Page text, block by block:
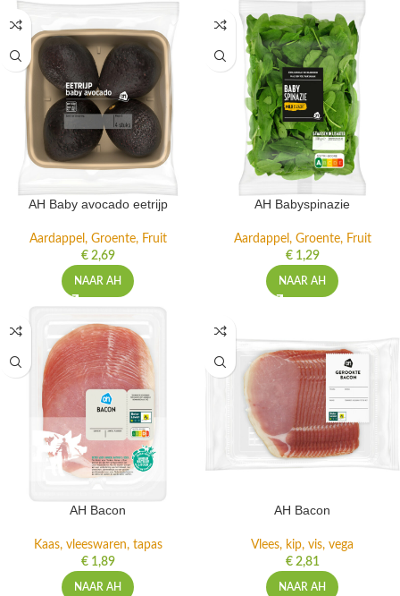
AH Baby avocado eetrijp
Aardappel, Groente, Fruit
€2,69
NAAR AH
AH Babyspinazie
Aardappel, Groente, Fruit
€1,29
NAAR AH
AH Bacon
Kaas, vleeswaren, tapas
€1,89
NAAR AH
AH Bacon
Vlees, kip, vis, vega
€2,81
NAAR AH